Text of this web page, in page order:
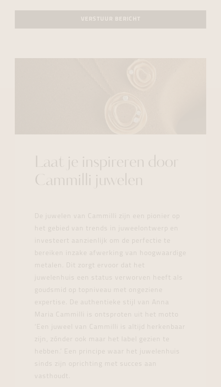
VERSTUUR BERICHT
Laat je inspireren door
Cammilli juwelen
De juwelen van Cammilli zijn een pionier op
het gebied van trends in juweelontwerp en
investeert aanzienlijk om de perfectie te
bereiken inzake afwerking van hoogwaardige
metalen. Dit zorgt ervoor dat het
juwelenhuis een status verworven heeft als
goudsmid op topniveau met ongeziene
expertise. De authentieke stijl van Anna
Maria Cammilli is ontsproten uit het motto
‘Een juweel van Cammilli is altijd herkenbaar
zijn, zónder ook maar het label gezien te
hebben.’ Een principe waar het juwelenhuis
sinds zijn oprichting met succes aan
vasthoudt.